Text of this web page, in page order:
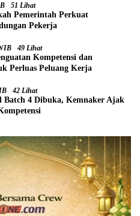
51 Lihat
Pemerintah Perkuat
Pekerja
49 Lihat
Kompetensi dan
Perluas Peluang Kerja
42 Lihat
Batch 4 Dibuka, Kemnaker Ajak